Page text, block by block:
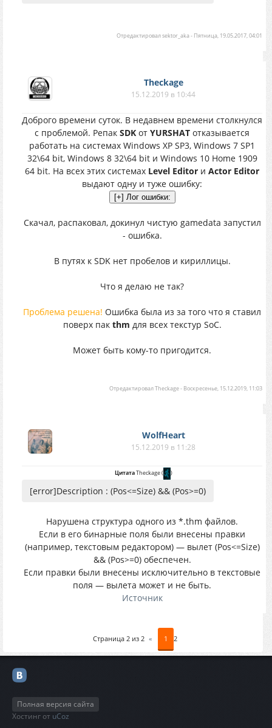
Отредактировалsektor_aka- Пятница, 19.05.2017, 04:01
Theckage
15.12.2019 в 10:44
Доброго времени суток. В недавнем времени столкнулся
с проблемой. Репак SDK от YURSHAT отказывается
работать на системах Windows XP SP3, Windows 7 SP1
32\64 bit, Windows 8 32\64 bit и Windows 10 Home 1909
64 bit. На всех этих системах Level Editor и Actor Editor
выдают одну и туже ошибку:
Скачал, распаковал, докинул чистую gamedata запустил
- ошибка.
В путях к SDK нет пробелов и кириллицы.
Что я делаю не так?
Проблема решена! Ошибка была из за того что я ставил
поверх пак thm для всех текстур SoC.
Может быть кому-то пригодится.
ОтредактировалTheckage- Воскресенье, 15.12.2019, 11:03
WolfHeart
15.12.2019 в 11:28
ЦитатаTheckage( )
[error]Description : (Pos<=Size) && (Pos>=0)
Нарушена структура одного из *.thm файлов.
Если в его бинарные поля были внесены правки
(например, текстовым редактором) — вылет (Pos<=Size)
&& (Pos>=0) обеспечен.
Если правки были внесены исключительно в текстовые
поля — вылета может и не быть.
Источник
Страница 2 из 2 « 1 2
Полная версия сайта
Хостинг от uCoz